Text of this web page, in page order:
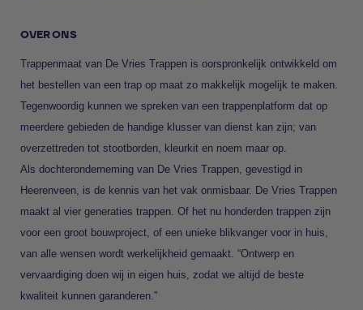
OVER ONS
Trappenmaat van De Vries Trappen is oorspronkelijk ontwikkeld om
het bestellen van een trap op maat zo makkelijk mogelijk te maken.
Tegenwoordig kunnen we spreken van een trappenplatform dat op
meerdere gebieden de handige klusser van dienst kan zijn; van
overzettreden tot stootborden, kleurkit en noem maar op.
Als dochteronderneming van De Vries Trappen, gevestigd in
Heerenveen, is de kennis van het vak onmisbaar. De Vries Trappen
maakt al vier generaties trappen. Of het nu honderden trappen zijn
voor een groot bouwproject, of een unieke blikvanger voor in huis,
van alle wensen wordt werkelijkheid gemaakt. “Ontwerp en
vervaardiging doen wij in eigen huis, zodat we altijd de beste
kwaliteit kunnen garanderen.”